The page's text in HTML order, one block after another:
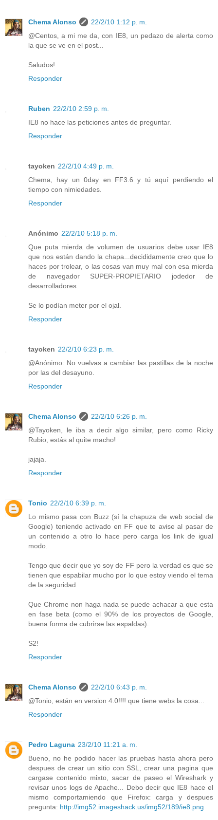
Chema Alonso
22/2/10 1:12 p. m.
@Centos, a mi me da, con IE8, un pedazo de alerta como
la que se ve en el post...
Saludos!
Responder
Ruben 22/2/10 2:59 p. m.
IE8 no hace las peticiones antes de preguntar.
Responder
tayoken 22/2/10 4:49 p. m.
Chema, hay un 0day en FF3.6 y tú aquí perdiendo el
tiempo con nimiedades.
Responder
Anónimo 22/2/10 5:18 p. m.
Que puta mierda de volumen de usuarios debe usar IE8
que nos están dando la chapa...decididamente creo que lo
haces por trolear, o las cosas van muy mal con esa mierda
de navegador SUPER-PROPIETARIO jodedor de
desarrolladores.
Se lo podían meter por el ojal.
Responder
tayoken 22/2/10 6:23 p. m.
@Anónimo: No vuelvas a cambiar las pastillas de la noche
por las del desayuno.
Responder
Chema Alonso
22/2/10 6:26 p. m.
@Tayoken, le iba a decir algo similar, pero como Ricky
Rubio, estás al quite macho!
jajaja.
Responder
Tonio 22/2/10 6:39 p. m.
Lo mismo pasa con Buzz (sí la chapuza de web social de
Google) teniendo activado en FF que te avise al pasar de
un contenido a otro lo hace pero carga los link de igual
modo.
Tengo que decir que yo soy de FF pero la verdad es que se
tienen que espabilar mucho por lo que estoy viendo el tema
de la seguridad.
Que Chrome non haga nada se puede achacar a que esta
en fase beta (como el 90% de los proyectos de Google,
buena forma de cubrirse las espaldas).
S2!
Responder
Chema Alonso
22/2/10 6:43 p. m.
@Tonio, están en version 4.0!!!! que tiene webs la cosa...
Responder
Pedro Laguna 23/2/10 11:21 a. m.
Bueno, no he podido hacer las pruebas hasta ahora pero
despues de crear un sitio con SSL, crear una pagina que
cargase contenido mixto, sacar de paseo el Wireshark y
revisar unos logs de Apache... Debo decir que IE8 hace el
mismo comportamiendo que Firefox: carga y despues
pregunta: http://img52.imageshack.us/img52/189/ie8.png